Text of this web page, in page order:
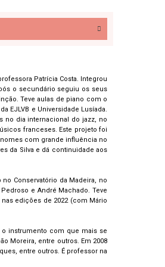
Patrícia Costa. Integrou
o secundário seguiu os seus
Teve aulas de piano com o
EJLVB e Universidade Lusíada.
no dia internacional do jazz, no
franceses. Este projeto foi
com grande influência no
da Silva e dá continuidade aos
Conservatório da Madeira, no
e André Machado. Teve
edições de 2022 (com Mário
o instrumento com que mais se
Moreira, entre outros. Em 2008
entre outros. É professor na